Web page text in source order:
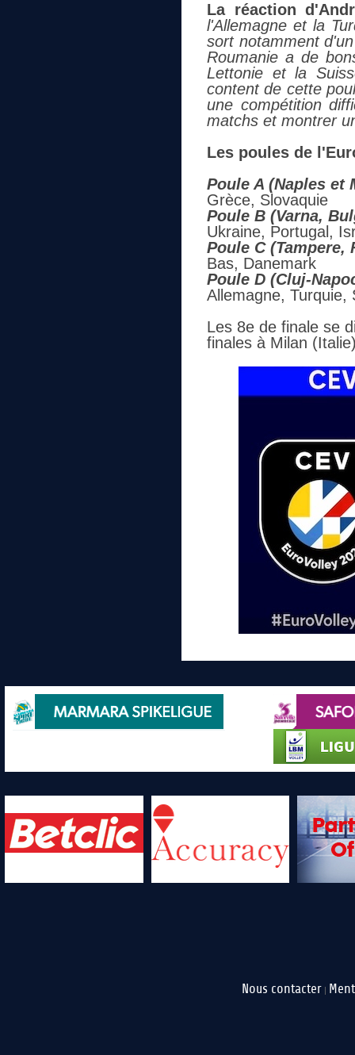
La réaction
l'Allemagne et la
sort notamment
Roumanie a de
Lettonie et la
content de cette
une compétition
matchs et montrer
Les poules de
Poule A (Naples et
Grèce, Slovaquie
Poule B (Varna,
Ukraine, Portugal,
Poule C
Bas, Danemark
Poule D (Cluj-
Allemagne, Turquie,
Les 8e de finale se
finales à Milan
Nous contacter |